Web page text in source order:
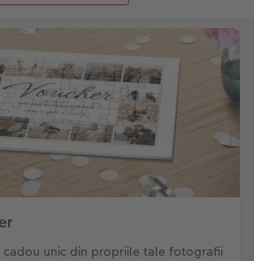
cadou unic din propriile tale fotografii